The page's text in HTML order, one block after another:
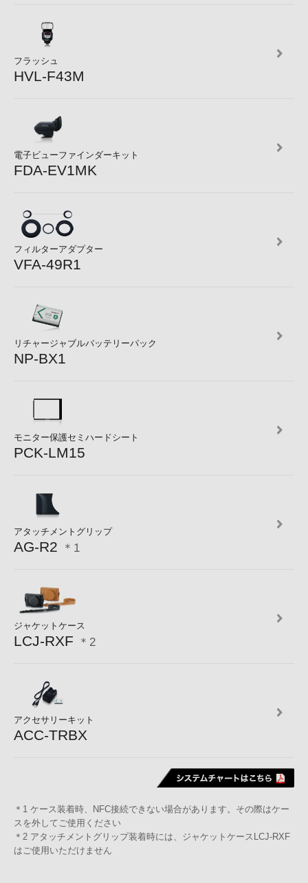
フラッシュ
HVL-F43M
電子ビューファインダーキット
FDA-EV1MK
フィルターアダプター
VFA-49R1
リチャージャブルバッテリーパック
NP-BX1
モニター保護セミハードシート
PCK-LM15
アタッチメントグリップ
AG-R2 ＊1
ジャケットケース
LCJ-RXF ＊2
アクセサリーキット
ACC-TRBX
＊1 ケース装着時、NFC接続できない場合があります。その際はケー
スを外してご使用ください
＊2 アタッチメントグリップ装着時には、ジャケットケースLCJ-RXF
はご使用いただけません